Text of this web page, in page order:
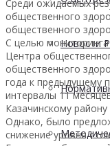
Новости
Среди ожидаемых
общественного
общественного
С целью
Центра
общественного
года к предыдущему
интервалы 11
Казачинскому
Однако, было
снижение уровня